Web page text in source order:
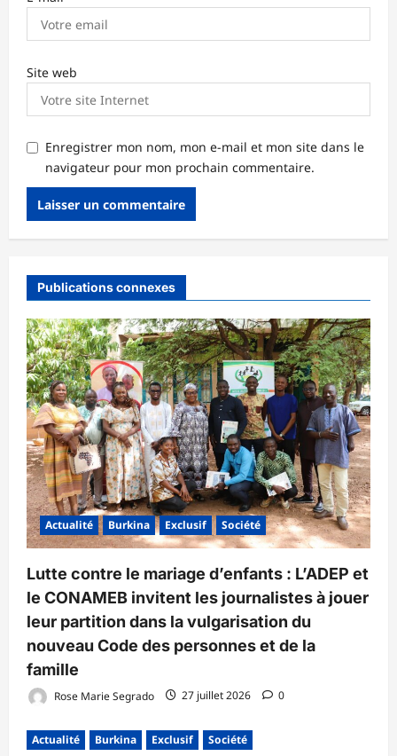
Site web
Enregistrer mon nom, mon e-mail et mon site dans le
navigateur pour mon prochain commentaire.
Publications connexes
Actualité Burkina Exclusif Société
Lutte contre le mariage d’enfants : L’ADEP et
le CONAMEB invitent les journalistes à jouer
leur partition dans la vulgarisation du
nouveau Code des personnes et de la
famille
Rose Marie Segrado 27 juillet 2026 0
Actualité Burkina Exclusif Société